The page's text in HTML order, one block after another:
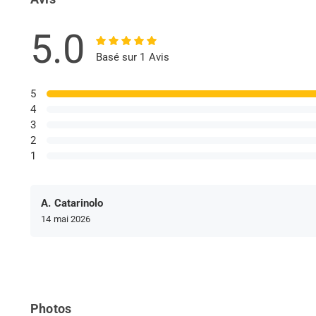
5.0 Basé sur 1 Avis
5
4
3
2
1
A. Catarinolo
14 mai 2026
Photos